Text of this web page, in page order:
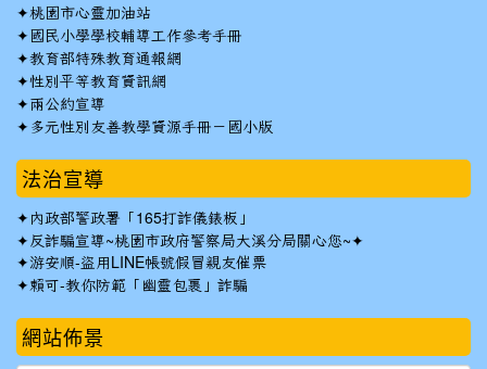
✦桃園市心靈加油站
✦ 國民小學學校輔導工作參考手冊
✦教育部特殊教育通報網
✦性別平等教育資訊網
✦兩公約宣導
✦ 多元性別友善教學資源手冊－國小版
法治宣導
✦ 內政部警政署「165打詐儀錶板」
✦反詐騙宣導~桃園市政府警察局大溪分局關心您~✦
✦游安順-盜用LINE帳號假冒親友催票
✦賴可-教你防範「幽靈包裹」詐騙
網站佈景